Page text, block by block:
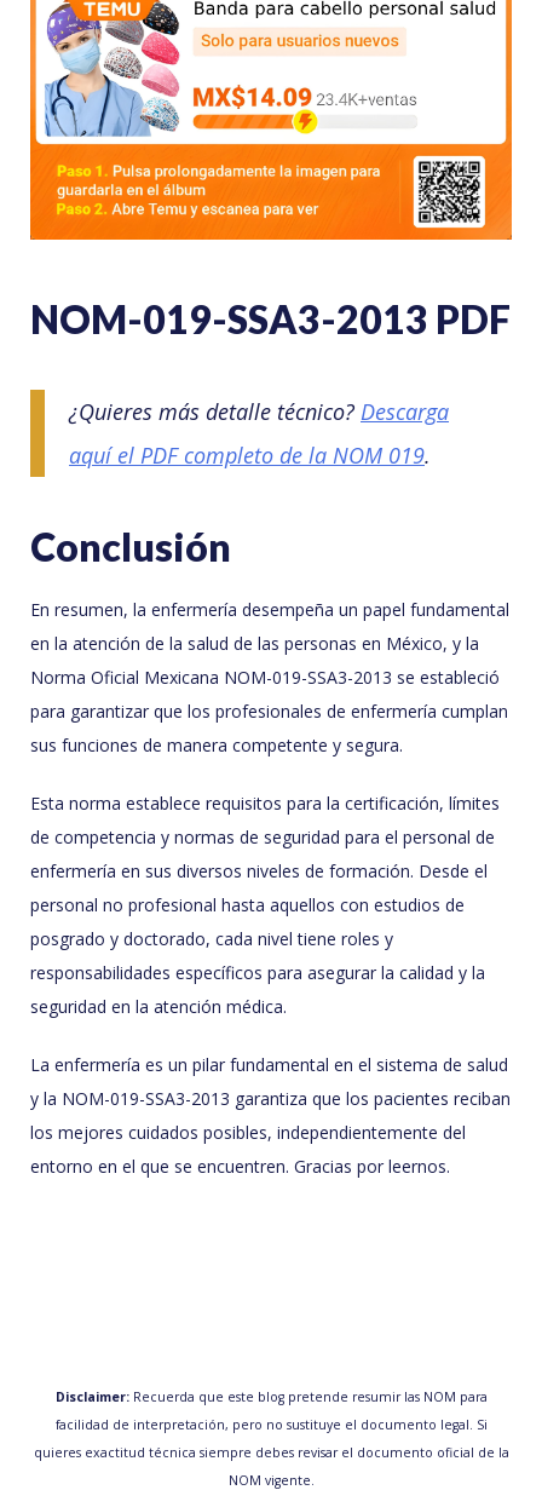
NOM-019-SSA3-2013 PDF
¿Quieres más detalle técnico? Descarga
aquí el PDF completo de la NOM 019.
Conclusión
En resumen, la enfermería desempeña un papel fundamental
en la atención de la salud de las personas en México, y la
Norma Oficial Mexicana NOM-019-SSA3-2013 se estableció
para garantizar que los profesionales de enfermería cumplan
sus funciones de manera competente y segura.
Esta norma establece requisitos para la certificación, límites
de competencia y normas de seguridad para el personal de
enfermería en sus diversos niveles de formación. Desde el
personal no profesional hasta aquellos con estudios de
posgrado y doctorado, cada nivel tiene roles y
responsabilidades específicos para asegurar la calidad y la
seguridad en la atención médica.
La enfermería es un pilar fundamental en el sistema de salud
y la NOM-019-SSA3-2013 garantiza que los pacientes reciban
los mejores cuidados posibles, independientemente del
entorno en el que se encuentren. Gracias por leernos.
Disclaimer: Recuerda que este blog pretende resumir las NOM para
facilidad de interpretación, pero no sustituye el documento legal. Si
quieres exactitud técnica siempre debes revisar el documento oficial de la
NOM vigente.